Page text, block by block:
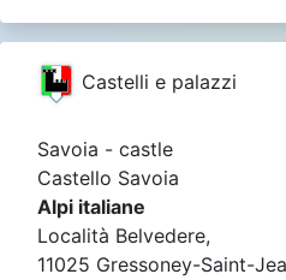
Castelli e palazzi
Savoia - castle
Castello Savoia
Alpi italiane
Località Belvedere,
11025 Gressoney-Saint-